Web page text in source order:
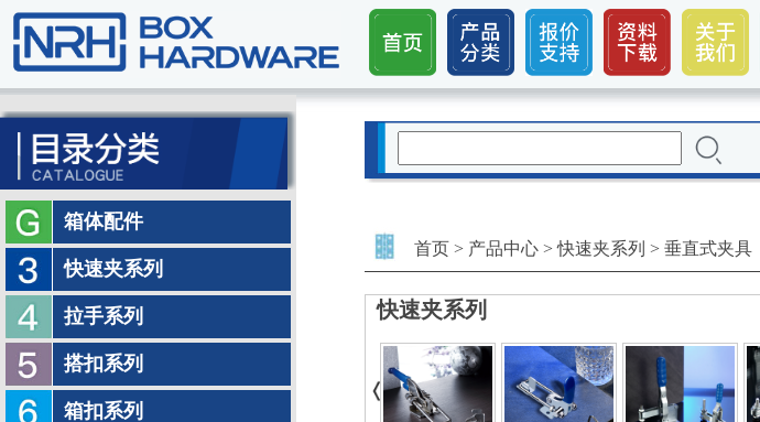
箱体配件
快速夹系列
拉手系列
搭扣系列
箱扣系列
首页> 产品中心>快速夹系列 > 垂直式夹具
快速夹系列